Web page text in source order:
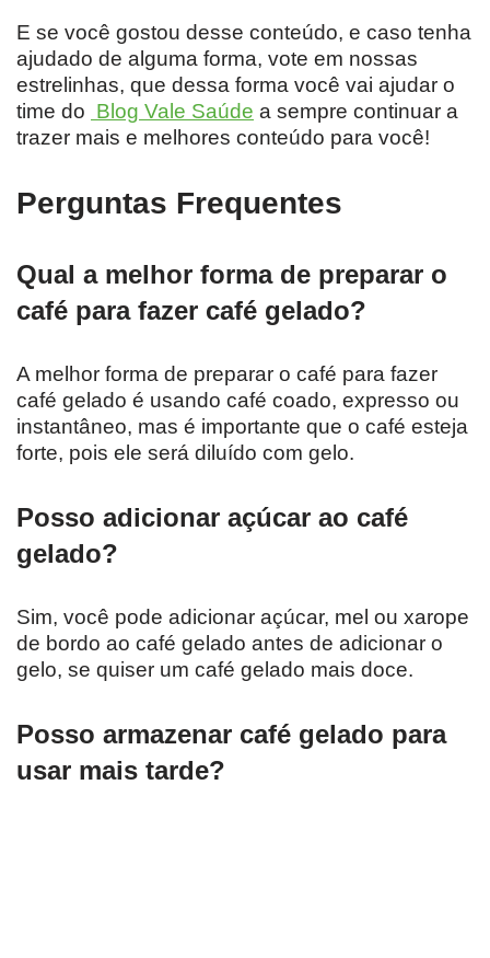
E se você gostou desse conteúdo, e caso tenha
ajudado de alguma forma, vote em nossas
estrelinhas, que dessa forma você vai ajudar o
time do Blog Vale Saúde a sempre continuar a
trazer mais e melhores conteúdo para você!
Perguntas Frequentes
Qual a melhor forma de preparar o
café para fazer café gelado?
A melhor forma de preparar o café para fazer
café gelado é usando café coado, expresso ou
instantâneo, mas é importante que o café esteja
forte, pois ele será diluído com gelo.
Posso adicionar açúcar ao café
gelado?
Sim, você pode adicionar açúcar, mel ou xarope
de bordo ao café gelado antes de adicionar o
gelo, se quiser um café gelado mais doce.
Posso armazenar café gelado para
usar mais tarde?